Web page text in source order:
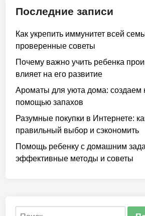
Последние записи
Как укрепить иммунитет всей
проверенные советы
Почему важно учить ребенка
влияет на его развитие
Ароматы для уюта дома: создаем
помощью запахов
Разумные покупки в Интернете:
правильный выбор и сэкономить
Помощь ребенку с домашним
эффективные методы и советы
Найти: